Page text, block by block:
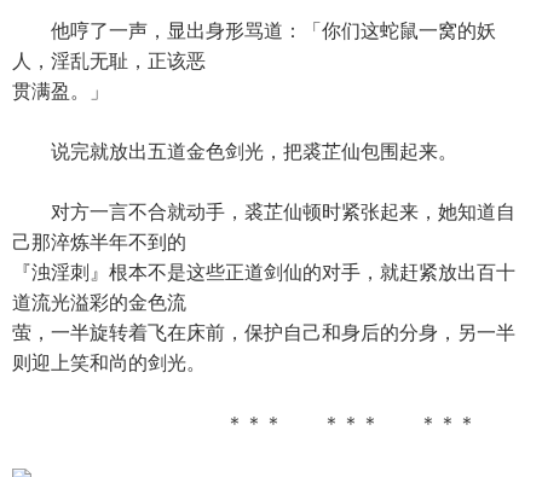
他哼了一声，显出身形骂道：「你们这蛇鼠一窝的妖
人，淫乱无耻，正该恶
贯满盈。」
说完就放出五道金色剑光，把裘芷仙包围起来。
对方一言不合就动手，裘芷仙顿时紧张起来，她知道自
己那淬炼半年不到的
『浊淫刺』根本不是这些正道剑仙的对手，就赶紧放出百十
道流光溢彩的金色流
萤，一半旋转着飞在床前，保护自己和身后的分身，另一半
则迎上笑和尚的剑光。
＊＊＊ ＊＊＊ ＊＊＊